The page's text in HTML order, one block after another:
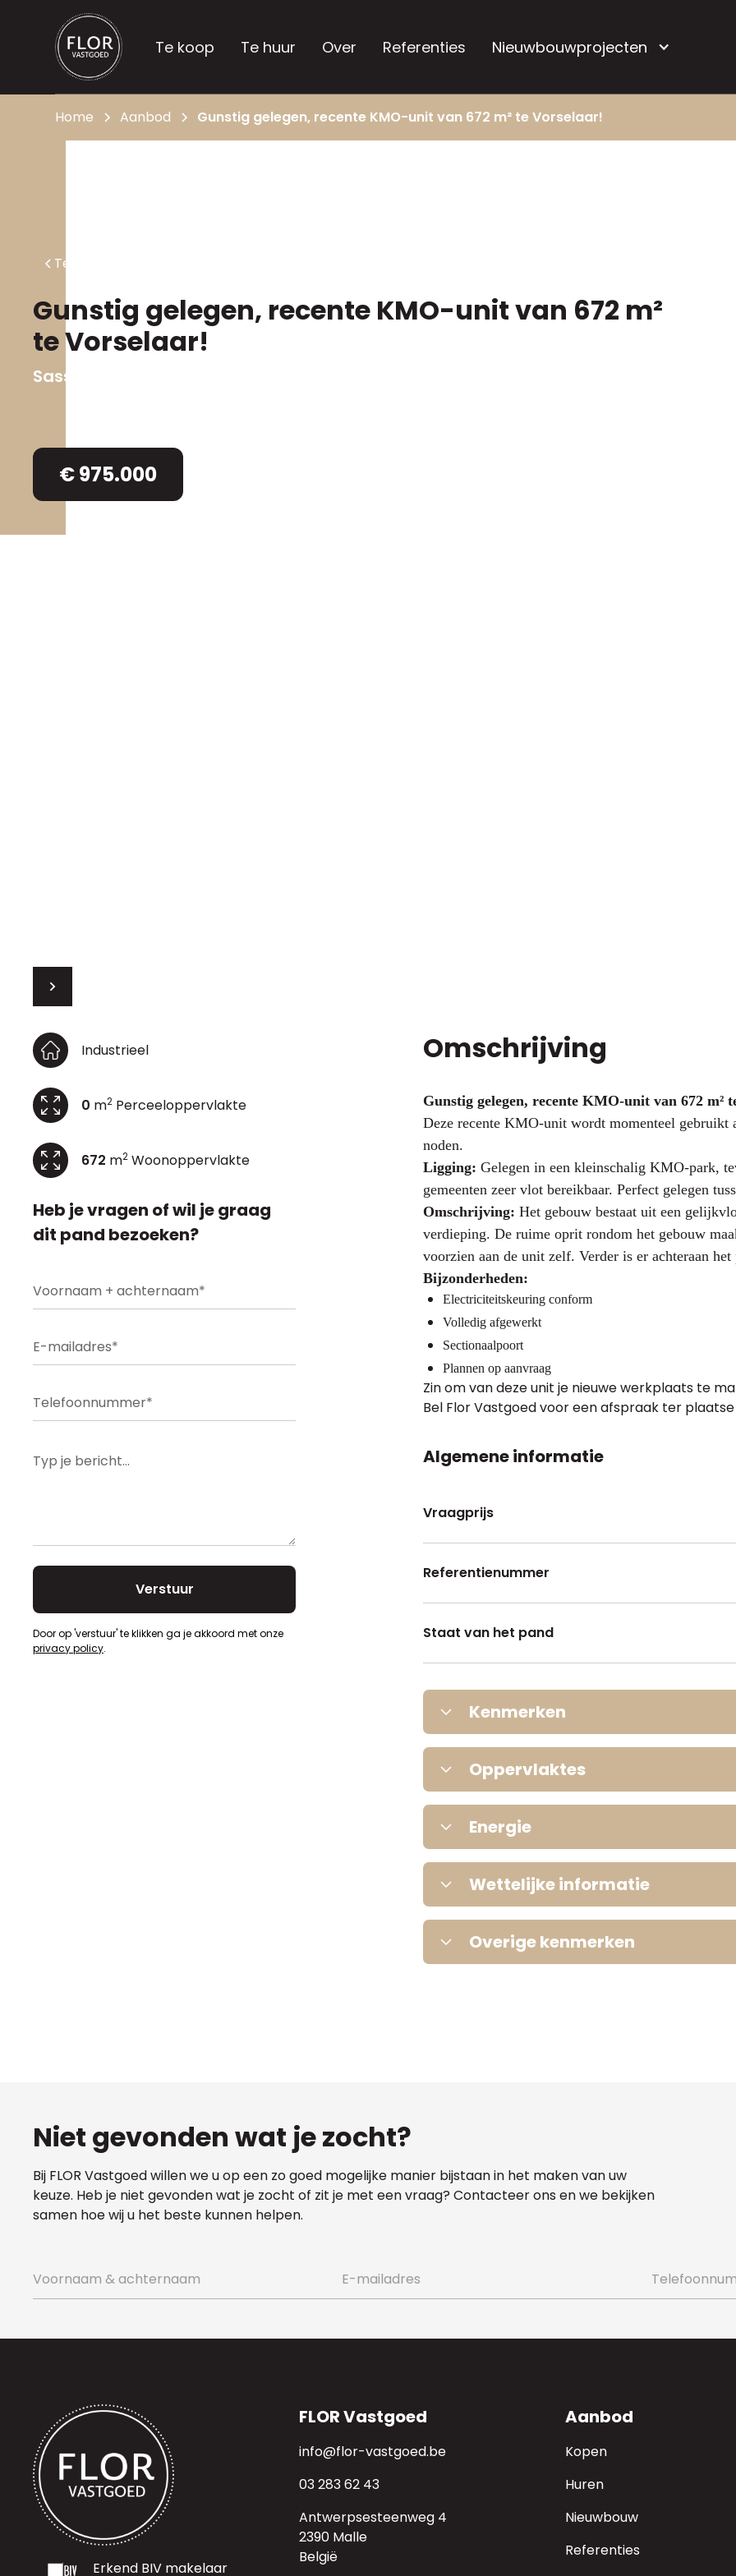
Te koop Te huur Over Referenties Nieuwbouwprojecten
Home Aanbod Gunstig gelegen, recente KMO-unit van 672 m² te Vorselaar!
Terug naar aanbod
Gunstig gelegen, recente KMO-unit van 672 m²
te Vorselaar!
Sassenhout 15
€ 975.000
Industrieel
0 m2 Perceeloppervlakte
672 m2 Woonoppervlakte
Heb je vragen of wil je graag
dit pand bezoeken?
Door op 'verstuur' te klikken ga je akkoord met onze
privacy policy.
Omschrijving
Gunstig gelegen, recente KMO-unit van 672 m²
Deze recente KMO-unit wordt momenteel gebruikt
noden.
Ligging: Gelegen in een kleinschalig KMO-park,
gemeenten zeer vlot bereikbaar. Perfect gelegen
Omschrijving: Het gebouw bestaat uit een
verdieping. De ruime oprit rondom het gebouw
voorzien aan de unit zelf. Verder is er achteraan
Bijzonderheden:
Electriciteitskeuring conform
Volledig afgewerkt
Sectionaalpoort
Plannen op aanvraag
Zin om van deze unit je nieuwe werkplaats te
Bel Flor Vastgoed voor een afspraak ter
Algemene informatie
Vraagprijs
Referentienummer
Staat van het pand
Kenmerken
Tuin
Terras
Parking
Garage
Oppervlaktes
Perceeloppervlakte
Woonoppervlakte
Energie
Elektriciteit
Gas
Wettelijke informatie
Renovatieverplichting
Voorkooprecht
Overige kenmerken
Niet gevonden wat je zocht?
Bij FLOR Vastgoed willen we u op een zo goed mogelijke manier bijstaan in het maken van uw
keuze. Heb je niet gevonden wat je zocht of zit je met een vraag? Contacteer ons en we bekijken
samen hoe wij u het beste kunnen helpen.
Erkend BIV makelaar
FLOR Vastgoed
info@flor-vastgoed.be
03 283 62 43
Antwerpsesteenweg 4
2390 Malle
België
Aanbod
Kopen
Huren
Nieuwbouw
Referenties